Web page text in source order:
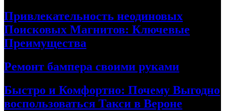
Привлекательность неодиновых
Поисковых Магнитов: Ключевые
Преимущества
Ремонт бампера своими руками
Быстро и Комфортно: Почему Выгодно
воспользоваться Такси в Вероне